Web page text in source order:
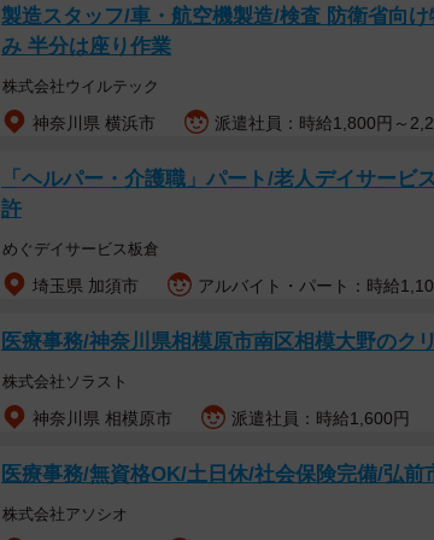
製造スタッフ/車・航空機製造/検査 防衛省向
み 半分は座り作業
株式会社ウイルテック
神奈川県 横浜市 派遣社員：時給1,800円～
「ヘルパー・介護職」パート/老人デイサービ
許
めぐデイサービス板倉
埼玉県 加須市 アルバイト・パート：時給
医療事務/神奈川県相模原市南区相模大野のク
株式会社ソラスト
神奈川県 相模原市 派遣社員：時給1,600円
医療事務/無資格OK/土日休/社会保険完備/弘前
株式会社アソシオ